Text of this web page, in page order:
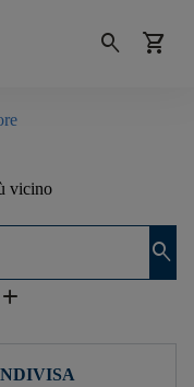
search shopping_cart
vicino
search
add